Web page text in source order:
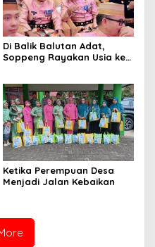
Di Balik Balutan Adat,
Soppeng Rayakan Usia ke-
Ketika Perempuan Desa
Menjadi Jalan Kebaikan